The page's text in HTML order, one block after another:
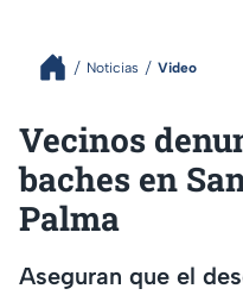
Noticias Video
Vecinos
baches en
Palma
Aseguran que el